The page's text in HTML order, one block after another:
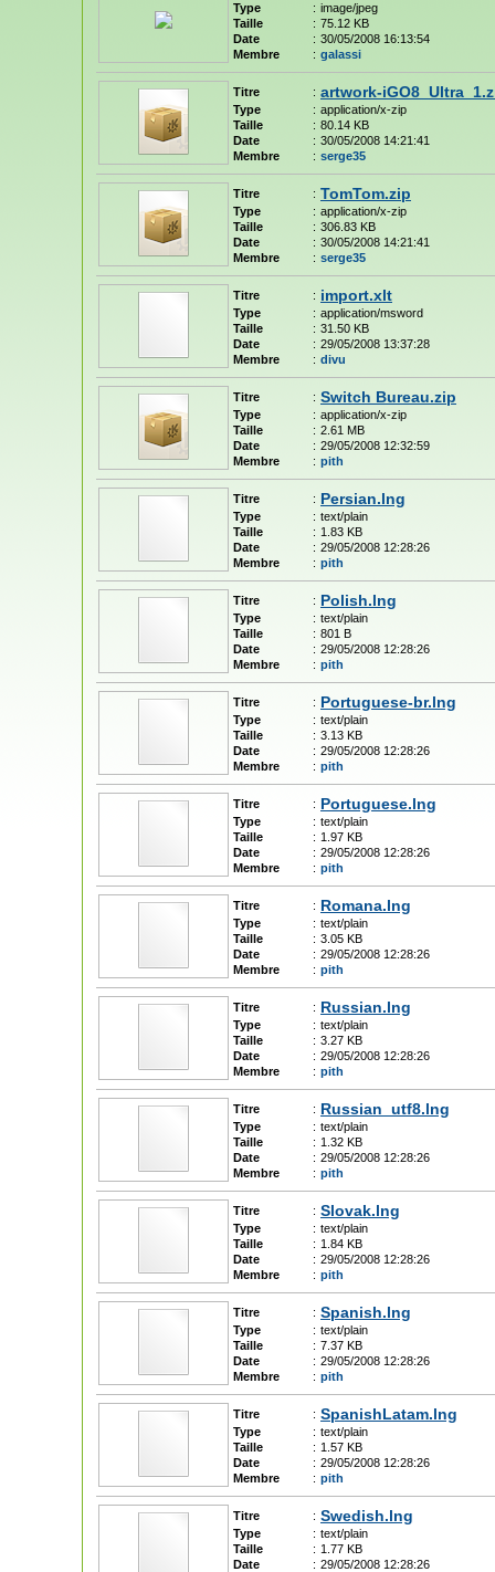
Type : image/jpeg
Taille
: 75.12 KB
Date
: 30/05/2008 16:13:54
Membre
: galassi
Titre : artwork-
Type : application/x-zip
Taille
: 80.14 KB
Date
: 30/05/2008 14:21:41
Membre
: serge35
Titre : TomTom.zip
Type : application/x-zip
Taille
: 306.83 KB
Date
: 30/05/2008 14:21:41
Membre
: serge35
Titre : import.xlt
Type : application/msword
Taille
: 31.50 KB
Date
: 29/05/2008 13:37:28
Membre
: divu
Titre : Switch Bureau.zip
Type : application/x-zip
Taille
: 2.61 MB
Date
: 29/05/2008 12:32:59
Membre
: pith
Titre : Persian.lng
Type : text/plain
Taille
: 1.83 KB
Date
: 29/05/2008 12:28:26
Membre
: pith
Titre : Polish.lng
Type : text/plain
Taille
: 801 B
Date
: 29/05/2008 12:28:26
Membre
: pith
Titre : Portuguese-br.lng
Type : text/plain
Taille
: 3.13 KB
Date
: 29/05/2008 12:28:26
Membre
: pith
Titre : Portuguese.lng
Type : text/plain
Taille
: 1.97 KB
Date
: 29/05/2008 12:28:26
Membre
: pith
Titre : Romana.lng
Type : text/plain
Taille
: 3.05 KB
Date
: 29/05/2008 12:28:26
Membre
: pith
Titre : Russian.lng
Type : text/plain
Taille
: 3.27 KB
Date
: 29/05/2008 12:28:26
Membre
: pith
Titre : Russian_utf8.lng
Type : text/plain
Taille
: 1.32 KB
Date
: 29/05/2008 12:28:26
Membre
: pith
Titre : Slovak.lng
Type : text/plain
Taille
: 1.84 KB
Date
: 29/05/2008 12:28:26
Membre
: pith
Titre : Spanish.lng
Type : text/plain
Taille
: 7.37 KB
Date
: 29/05/2008 12:28:26
Membre
: pith
Titre : SpanishLatam.lng
Type : text/plain
Taille
: 1.57 KB
Date
: 29/05/2008 12:28:26
Membre
: pith
Titre : Swedish.lng
Type : text/plain
Taille
: 1.77 KB
Date
: 29/05/2008 12:28:26